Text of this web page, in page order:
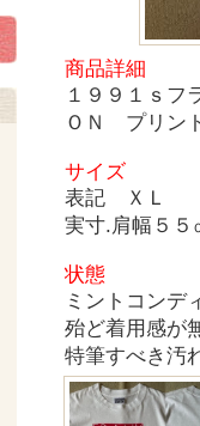
商品詳細
１９９１ｓフ
ＯＮ プリン
サイズ
表記 ＸＬ
実寸.肩幅５５
状態
ミントコンデ
殆ど着用感が
特筆すべき汚